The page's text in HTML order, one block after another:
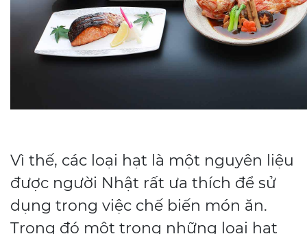
Vì thế, các loại hạt là một nguyên liệu
được người Nhật rất ưa thích để sử
dụng trong việc chế biến món ăn.
Trong đó một trong những loại hạt